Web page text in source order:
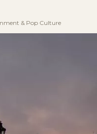
& Pop Culture